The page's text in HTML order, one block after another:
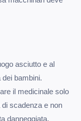
asciutto e al
dei bambini.
il medicinale solo
scadenza e non
danneggiata.